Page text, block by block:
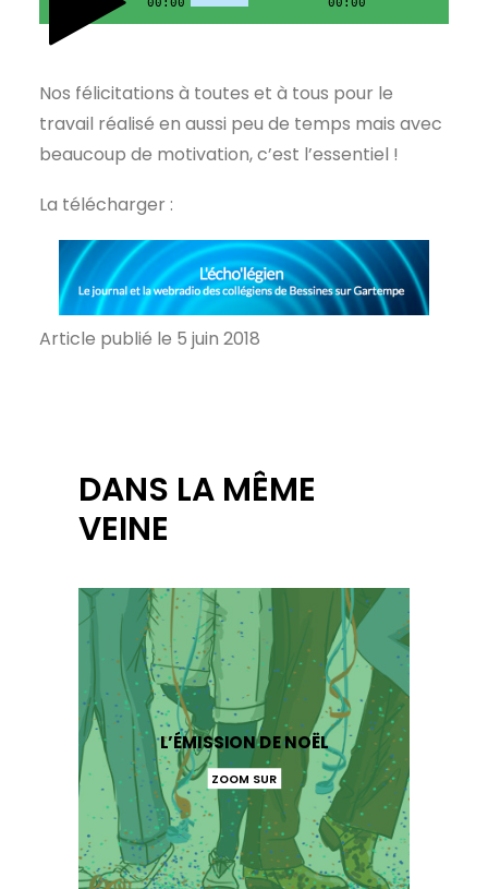
Nos félicitations à toutes et à tous pour le
travail réalisé en aussi peu de temps mais avec
beaucoup de motivation, c’est l’essentiel !
La télécharger :
Article publié le 5 juin 2018
DANS LA MÊME
VEINE
L’ÉMISSION DE NOËL
ZOOM SUR